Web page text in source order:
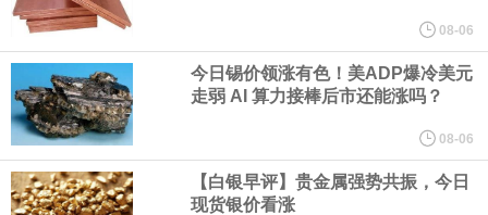
INC）：CBOE 欧洲清算所将于 8 月 24 日起，将证券融资交易清算
业务拓展至固定收益品类。
周四，亚洲科技股下跌，跟随隔夜交易中回调的美国同行，凸显了
全球科技股波动性的加剧。 日本市场中，软银股价收盘下跌4.4%，
08-06
今日锡价领涨有色！美ADP爆冷美元
走弱 AI 算力接棒后市还能涨吗？
08-06
【白银早评】贵金属强势共振，今日
现货银价看涨